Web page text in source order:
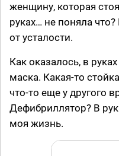
женщину, которая
руках… не поняла
от усталости.
Как оказалось, в
маска. Какая-то
что-то еще у другого
Дефибриллятор? В
моя жизнь.